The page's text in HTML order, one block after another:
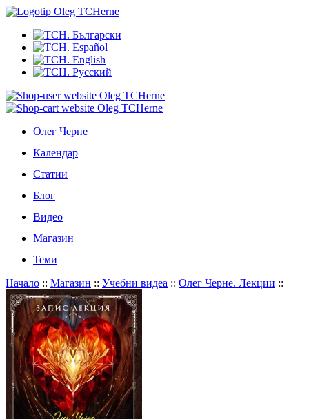
Олег Черне
Календар
Статии
Блог
Видео
Магазин
Теми
Начало :: Магазин :: Учебни видеа :: Олег Черне. Лекции ::